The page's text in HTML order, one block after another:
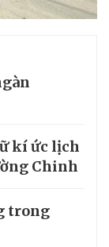
kí ức lịch
Chinh
trong